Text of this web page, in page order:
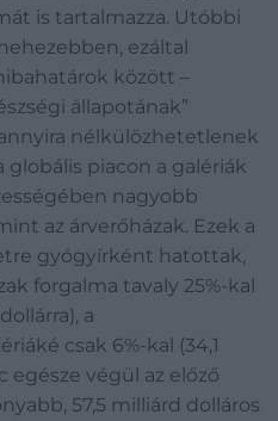
is tartalmazza. Utóbbi
ezáltal
között –
állapotának”
nélkülözhetetlenek
globális piacon a galériák
nagyobb
az árverőházak. Ezek a
gyógyírként hatottak,
forgalma tavaly 25%-kal
a
csak 6%-kal (34,1
egésze végül az előző
57,5 milliárd dolláros